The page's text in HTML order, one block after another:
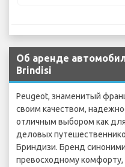
Об аренде
Brindisi
Peugeot, знаменитый
своим качеством,
отличным выбором как
деловых
Бриндизи. Бренд
превосходному